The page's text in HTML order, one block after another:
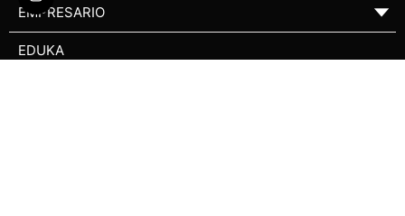
EMPRESARIO ▼
EDUKA